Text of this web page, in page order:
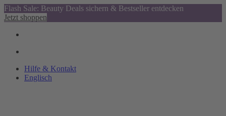
Flash Sale: Beauty Deals sichern & Bestseller entdecken
Jetzt shoppen
Hilfe & Kontakt
Englisch